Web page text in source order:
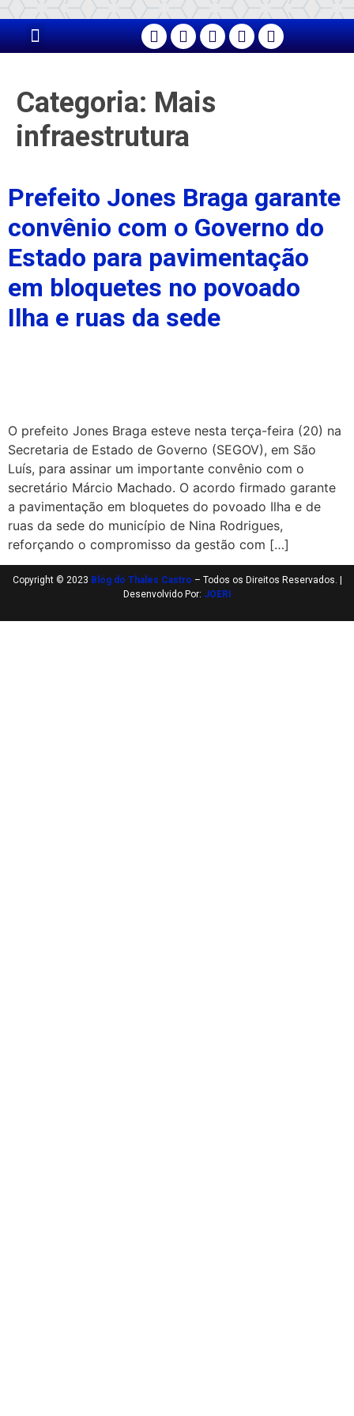
Categoria: Mais
infraestrutura
Prefeito Jones Braga garante
convênio com o Governo do
Estado para pavimentação
em bloquetes no povoado
Ilha e ruas da sede
O prefeito Jones Braga esteve nesta terça-feira (20) na
Secretaria de Estado de Governo (SEGOV), em São
Luís, para assinar um importante convênio com o
secretário Márcio Machado. O acordo firmado garante
a pavimentação em bloquetes do povoado Ilha e de
ruas da sede do município de Nina Rodrigues,
reforçando o compromisso da gestão com […]
Copyright © 2023 Blog do Thales Castro – Todos os Direitos Reservados. |
Desenvolvido Por: JOERI